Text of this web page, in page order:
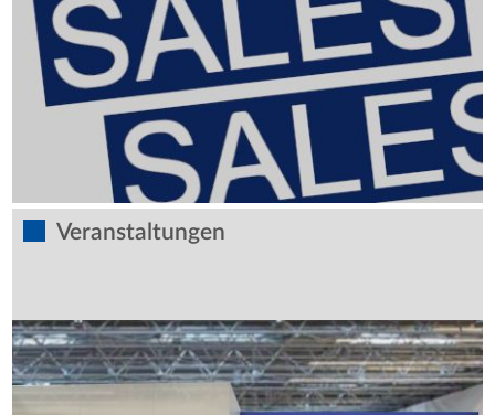
Veranstaltungen